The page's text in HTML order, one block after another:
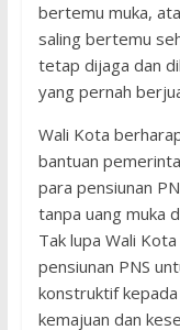
bertemu muka,
saling bertemu
tetap dijaga dan
yang pernah
Wali Kota
bantuan
para pensiunan
tanpa uang muka
Tak lupa Wali
pensiunan PNS
konstruktif
kemajuan dan